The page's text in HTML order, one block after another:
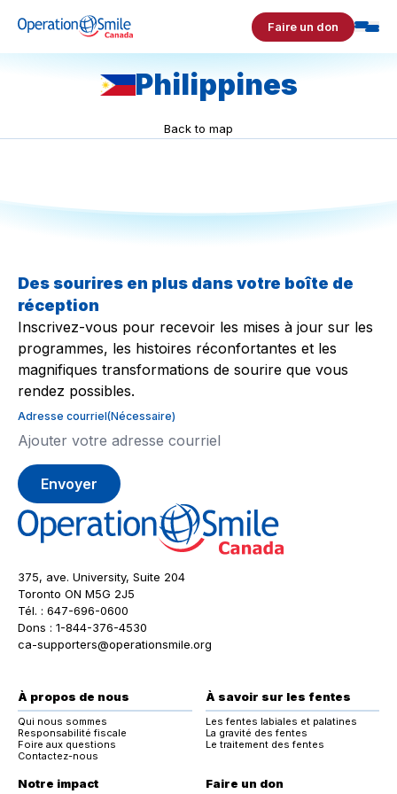
Faire un don
Philippines
Back to map
Des sourires en plus dans votre boîte de
réception
Inscrivez-vous pour recevoir les mises à jour sur les
programmes, les histoires réconfortantes et les
magnifiques transformations de sourire que vous
rendez possibles.
Adresse courriel(Nécessaire)
375, ave. University, Suite 204
Toronto ON M5G 2J5
Tél. : 647-696-0600
Dons : 1-844-376-4530
ca-supporters@operationsmile.org
À propos de nous
Qui nous sommes
Responsabilité fiscale
Foire aux questions
Contactez-nous
À savoir sur les fentes
Les fentes labiales et palatines
La gravité des fentes
Le traitement des fentes
Notre impact Faire un don